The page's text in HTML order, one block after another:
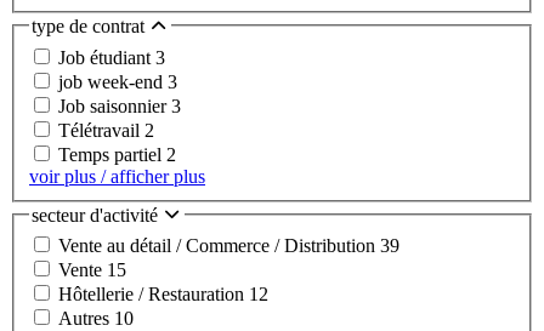
type de contrat
Job étudiant 3
job week-end 3
Job saisonnier3
Télétravail 2
Temps partiel 2
voir plus / afficher plus
secteur d'activité
Vente au détail / Commerce / Distribution 39
Vente 15
Hôtellerie / Restauration 12
Autres 10